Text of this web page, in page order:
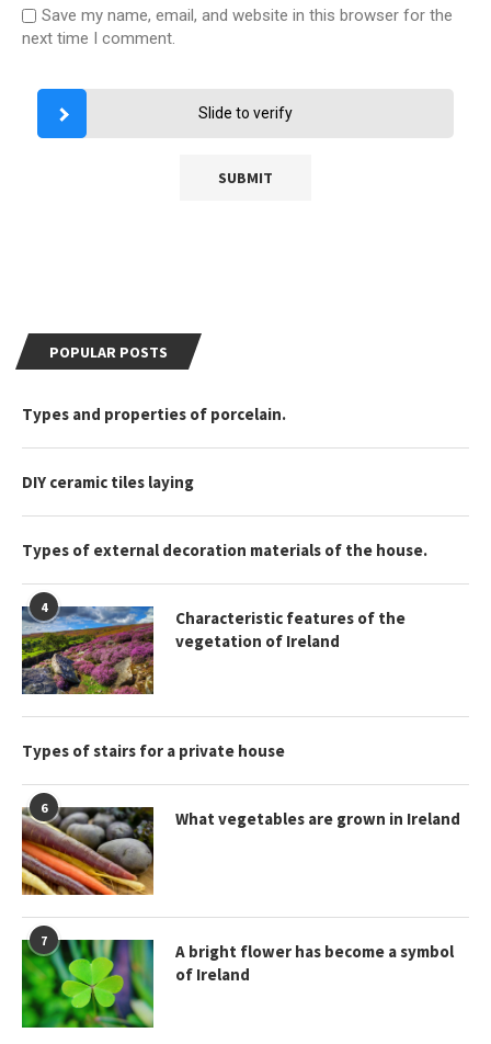
Save my name, email, and website in this browser for the
next time I comment.
Slide to verify
POPULAR POSTS
Types and properties of porcelain.
DIY ceramic tiles laying
Types of external decoration materials of the house.
4
Characteristic features of the
vegetation of Ireland
Types of stairs for a private house
6
What vegetables are grown in Ireland
7
A bright flower has become a symbol
of Ireland